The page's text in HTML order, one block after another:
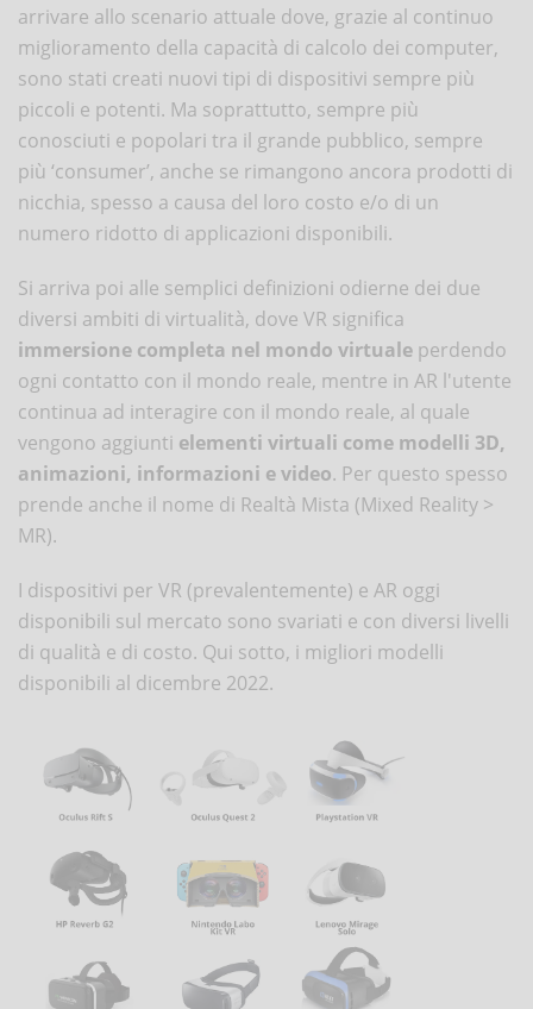
arrivare allo scenario attuale dove, grazie al continuo
miglioramento della capacità di calcolo dei computer,
sono stati creati nuovi tipi di dispositivi sempre più
piccoli e potenti. Ma soprattutto, sempre più
conosciuti e popolari tra il grande pubblico, sempre
più ‘consumer’, anche se rimangono ancora prodotti di
nicchia, spesso a causa del loro costo e/o di un
numero ridotto di applicazioni disponibili.
Si arriva poi alle semplici definizioni odierne dei due
diversi ambiti di virtualità, dove VR significa
immersione completa nel mondo virtuale perdendo
ogni contatto con il mondo reale, mentre in AR l'utente
continua ad interagire con il mondo reale, al quale
vengono aggiunti elementi virtuali come modelli 3D,
animazioni, informazioni e video. Per questo spesso
prende anche il nome di Realtà Mista (Mixed Reality >
MR).
I dispositivi per VR (prevalentemente) e AR oggi
disponibili sul mercato sono svariati e con diversi livelli
di qualità e di costo. Qui sotto, i migliori modelli
disponibili al dicembre 2022.